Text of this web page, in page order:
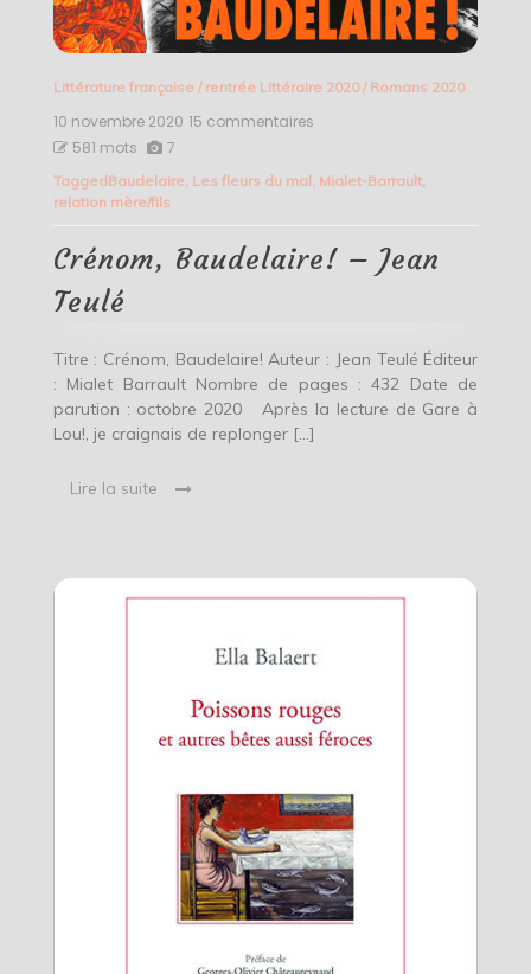
Littérature française/ rentrée Littéraire 2020/ Romans 2020
10 novembre 2020 15 commentaires
–
581 mots 7
TaggedBaudelaire, Les fleurs du mal, Mialet-Barrault,
relation mère/fils
Crénom, Baudelaire! – Jean
Teulé
Titre : Crénom, Baudelaire! Auteur : Jean Teulé Éditeur
: Mialet Barrault Nombre de pages : 432 Date de
parution : octobre 2020 Après la lecture de Gare à
Lou!, je craignais de replonger […]
Lire la suite